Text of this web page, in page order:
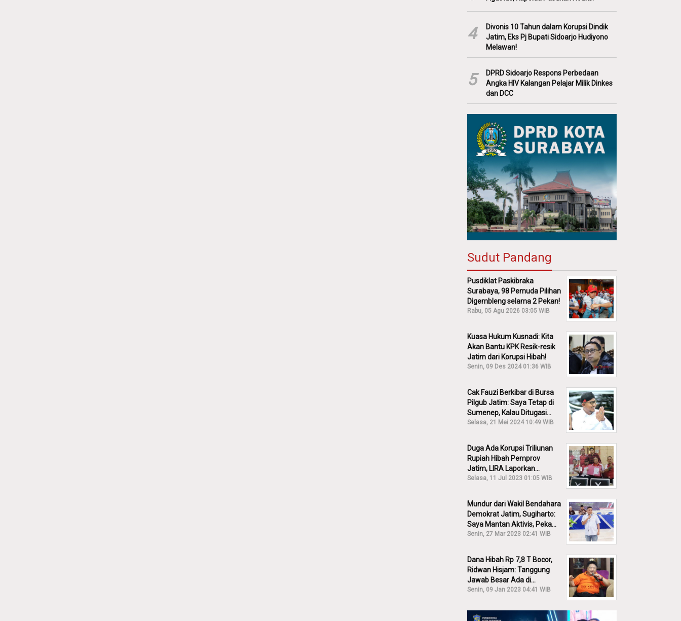
4
Divonis 10 Tahun dalam Korupsi Dindik
Jatim, Eks Pj Bupati Sidoarjo Hudiyono
Melawan!
5
DPRD Sidoarjo Respons Perbedaan
Angka HIV Kalangan Pelajar Milik Dinkes
dan DCC
Sudut Pandang
Pusdiklat Paskibraka
Surabaya, 98 Pemuda Pilihan
Digembleng selama 2 Pekan!
Rabu, 05 Agu 2026 03:05 WIB
Kuasa Hukum Kusnadi: Kita
Akan Bantu KPK Resik-resik
Jatim dari Korupsi Hibah!
Senin, 09 Des 2024 01:36 WIB
Cak Fauzi Berkibar di Bursa
Pilgub Jatim: Saya Tetap di
Sumenep, Kalau Ditugasi
Partai Lain Cerita!
Selasa, 21 Mei 2024 10:49 WIB
Duga Ada Korupsi Triliunan
Rupiah Hibah Pemprov
Jatim, LIRA Laporkan
Khofifah ke KPK: Dia Harus
Selasa, 11 Jul 2023 01:05 WIB
Mundur dari Wakil Bendahara
Demokrat Jatim, Sugiharto:
Saya Mantan Aktivis, Peka
Sekali Kalau Ada yang
Senin, 27 Mar 2023 02:41 WIB
Dana Hibah Rp 7,8 T Bocor,
Ridwan Hisjam: Tanggung
Jawab Besar Ada di
Pemprov, Bukan DPRD Jatim!
Senin, 09 Jan 2023 04:41 WIB